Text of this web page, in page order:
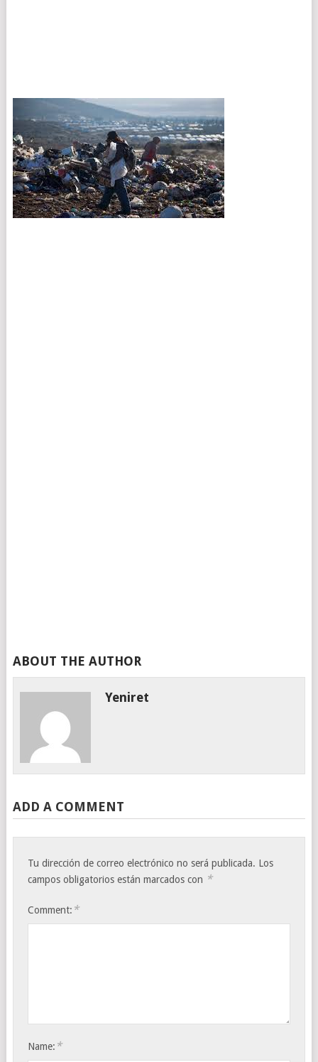
ABOUT THE AUTHOR
Yeniret
ADD A COMMENT
Tu dirección de correo electrónico no será publicada. Los
campos obligatorios están marcados con *
Comment: *
Name: *